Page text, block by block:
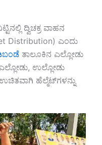
ದ್ವಿಚಕ್ರ ವಾಹನ
Distribution) ಎಂದು
ತಾಲೂಕಿನ ಎಲ್ಲೋಡು
ಉಲ್ಲೋಡು
ಹೆಲ್ಮೆಟ್‌ಗಳನ್ನು